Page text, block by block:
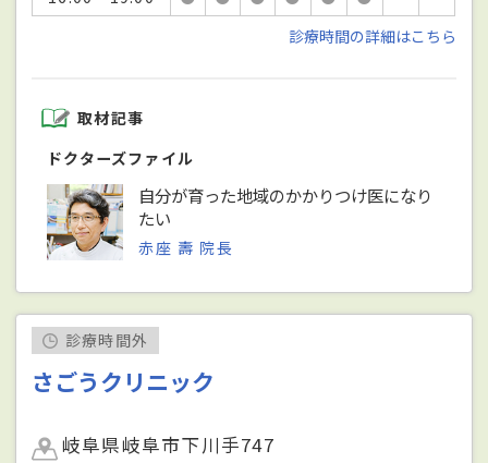
診療時間の詳細はこちら
取材記事
ドクターズファイル
自分が育った地域のかかりつけ医になり
たい
赤座 壽 院長
診療時間外
さごうクリニック
岐阜県岐阜市下川手747